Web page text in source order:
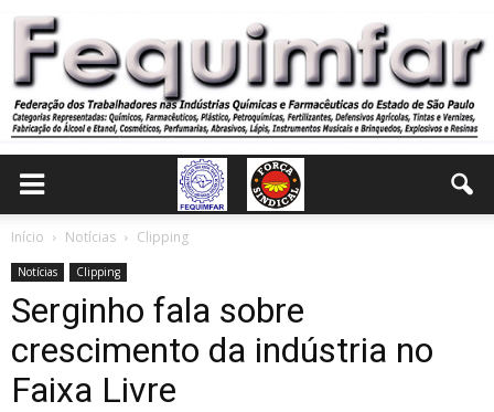
Início Notícias Clipping
Notícias Clipping
Serginho fala sobre
crescimento da indústria no
Faixa Livre